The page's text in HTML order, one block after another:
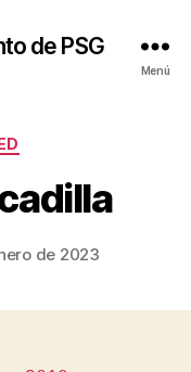
de PSG
Menú
de 2023